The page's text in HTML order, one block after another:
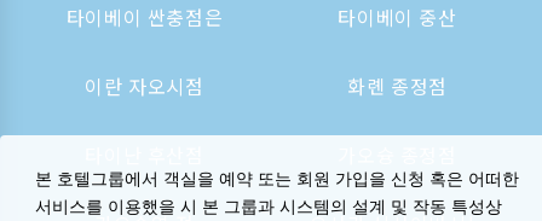
타이베이 싼충점은 타이베이 중산
이란 자오시점 화롄 종정점
본 호텔그룹에서 객실을 예약 또는 회원 가입을 신청 혹은 어떠한
서비스를 이용했을 시 본 그룹과 시스템의 설계 및 작동 특성상